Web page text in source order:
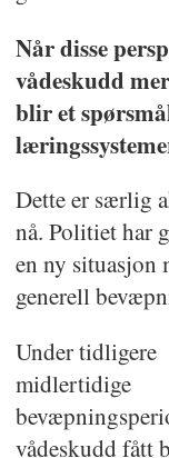
Når disse
vådeskudd
blir et
Dette er særlig
nå. Politiet har
en ny situasjon
generell
Under tidligere
midlertidige
vådeskudd fått